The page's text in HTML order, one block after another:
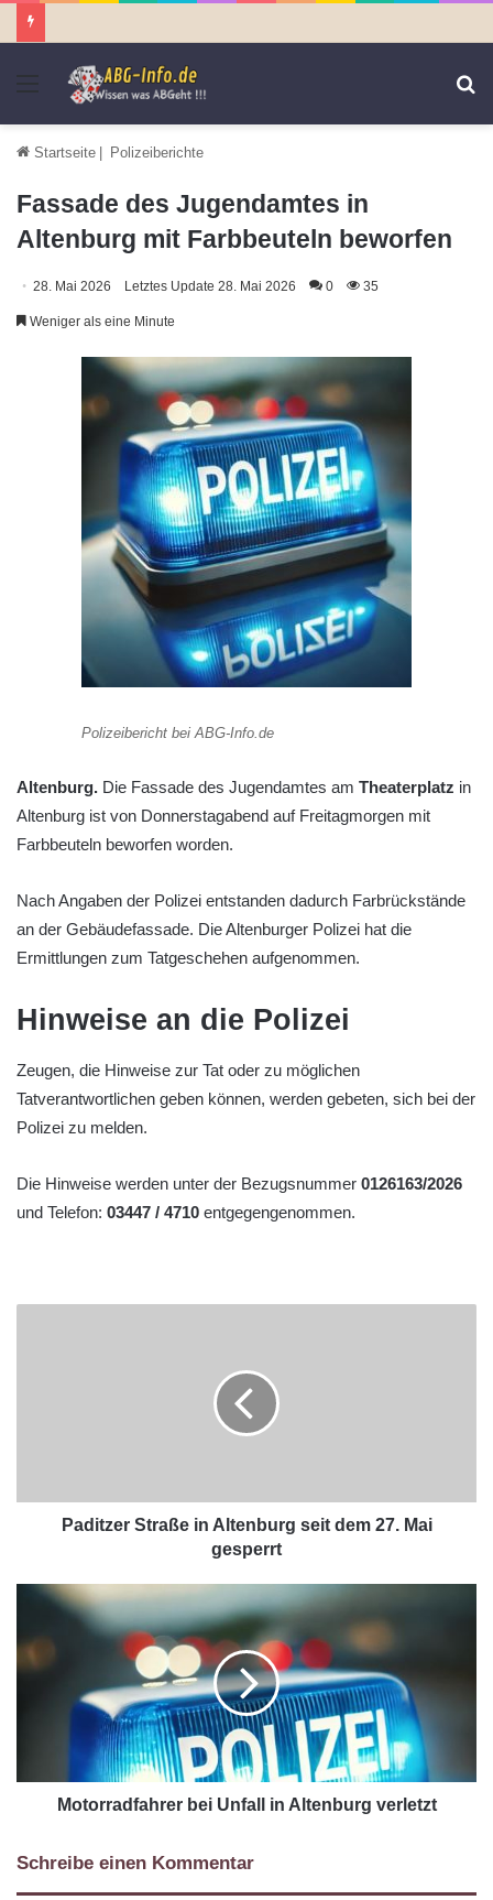
Menü
Startseite | Polizeiberichte
Fassade des Jugendamtes in
Altenburg mit Farbbeuteln beworfen
28. Mai 2026 Letztes Update 28. Mai 2026 0 35
Weniger als eine Minute
Polizeibericht bei ABG-Info.de
Altenburg. Die Fassade des Jugendamtes am Theaterplatz in
Altenburg ist von Donnerstagabend auf Freitagmorgen mit
Farbbeuteln beworfen worden.
Nach Angaben der Polizei entstanden dadurch Farbrückstände
an der Gebäudefassade. Die Altenburger Polizei hat die
Ermittlungen zum Tatgeschehen aufgenommen.
Hinweise an die Polizei
Zeugen, die Hinweise zur Tat oder zu möglichen
Tatverantwortlichen geben können, werden gebeten, sich bei der
Polizei zu melden.
Die Hinweise werden unter der Bezugsnummer 0126163/2026
und Telefon: 03447 / 4710 entgegengenommen.
Paditzer Straße in Altenburg seit dem 27. Mai
gesperrt
Motorradfahrer bei Unfall in Altenburg verletzt
Schreibe einen Kommentar